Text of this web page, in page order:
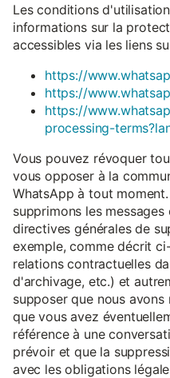
Les conditions
informations sur la
accessibles via les liens
https://
https://
https://
processing-
Vous pouvez révoquer
vous opposer à la
WhatsApp à tout
supprimons les
directives générales de
exemple, comme décrit
relations contractuelles
d'archivage, etc.) et
supposer que nous
que vous avez
référence à une
prévoir et que la
avec les obligations